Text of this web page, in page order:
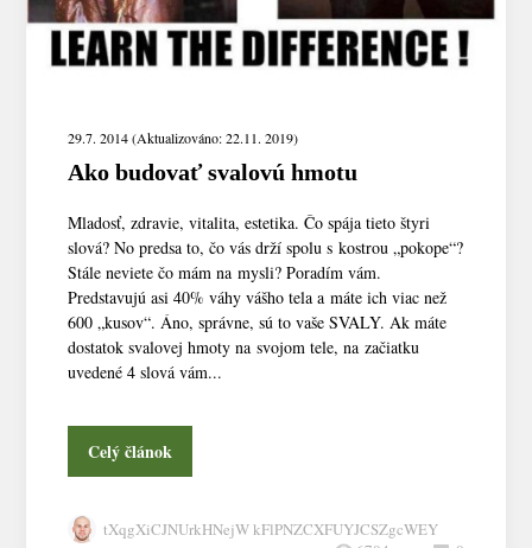
29.7. 2014 (Aktualizováno: 22.11. 2019)
Ako budovať svalovú hmotu
Mladosť, zdravie, vitalita, estetika. Čo spája tieto štyri
slová? No predsa to, čo vás drží spolu s kostrou „pokope“?
Stále neviete čo mám na mysli? Poradím vám.
Predstavujú asi 40% váhy vášho tela a máte ich viac než
600 „kusov“. Áno, správne, sú to vaše SVALY. Ak máte
dostatok svalovej hmoty na svojom tele, na začiatku
uvedené 4 slová vám...
Celý článok
tXqgXiCJNUrkHNejW kFlPNZCXFUYJCSZgcWEY